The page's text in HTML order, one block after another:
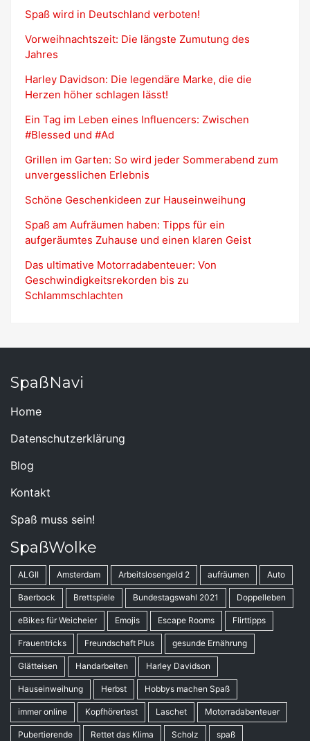
Spaß wird in Deutschland verboten!
Vorweihnachtszeit: Die längste Zumutung des
Jahres
Harley Davidson: Die legendäre Marke, die die
Herzen höher schlagen lässt!
Ein Tag im Leben eines Influencers: Zwischen
#Blessed und #Ad
Grillen im Garten: So wird jeder Sommerabend zum
unvergesslichen Erlebnis
Schöne Geschenkideen zur Hauseinweihung
Spaß am Aufräumen haben: Tipps für ein
aufgeräumtes Zuhause und einen klaren Geist
Das ultimative Motorradabenteuer: Von
Geschwindigkeitsrekorden bis zu
Schlammschlachten
SpaßNavi
Home
Datenschutzerklärung
Blog
Kontakt
Spaß muss sein!
SpaßWolke
ALGII Amsterdam Arbeitslosengeld 2 aufräumen Auto
Baerbock Brettspiele Bundestagswahl 2021 Doppelleben
eBikes für Weicheier Emojis Escape Rooms Flirttipps
Frauentricks Freundschaft Plus gesunde Ernährung
Glätteisen Handarbeiten Harley Davidson
Hauseinweihung Herbst Hobbys machen Spaß
immer online Kopfhörertest Laschet Motorradabenteuer
Pubertierende Rettet das Klima Scholz spaß